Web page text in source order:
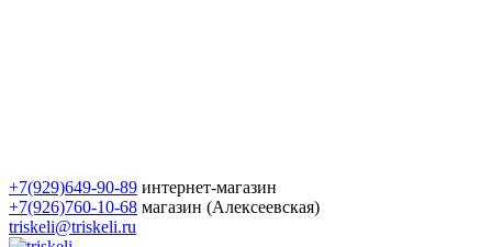
+7(929)649-90-89 интернет-магазин
+7(926)760-10-68 магазин (Алексеевская)
triskeli@triskeli.ru